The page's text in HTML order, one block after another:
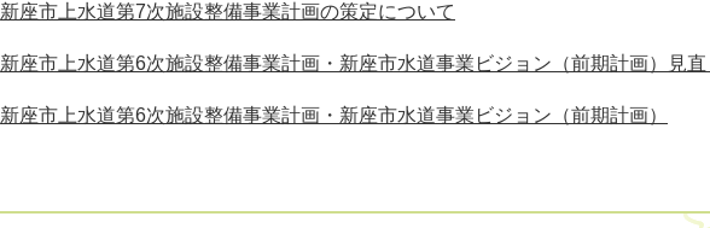
新座市上水道第7次施設整備事業計画の策定について
新座市上水道第6次施設整備事業計画・新座市水道事業ビジョン（前期計画）見直
新座市上水道第6次施設整備事業計画・新座市水道事業ビジョン（前期計画）